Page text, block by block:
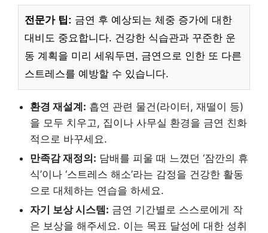
전문가 팁: 금연 후 예상되는 체중 증가에 대한
대비도 중요합니다. 건강한 식습관과 꾸준한 운
동 계획을 미리 세워두면, 금연으로 인한 또 다른
스트레스를 예방할 수 있습니다.
환경 재설계: 흡연 관련 물건(라이터, 재떨이 등)
을 모두 치우고, 집이나 사무실 환경을 금연 친화
적으로 바꾸세요.
만족감 재정의: 담배를 피울 때 느꼈던 ‘잠깐의 휴
식’이나 ‘스트레스 해소’라는 감정을 건강한 활동
으로 대체하는 연습을 하세요.
자기 보상 시스템: 금연 기간별로 스스로에게 작
은 보상을 해주세요. 이는 목표 달성에 대한 성취